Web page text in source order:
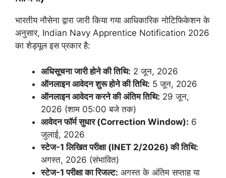
भारतीय नौसेना द्वारा जारी किया गया आधिकारिक नोटिफिकेशन के
अनुसार, Indian Navy Apprentice Notification 2026
का शेड्यूल इस प्रकार है:
अधिसूचना जारी होने की तिथि: 2 जून, 2026
ऑनलाइन आवेदन शुरू होने की तिथि: 5 जून, 2026
ऑनलाइन आवेदन करने की अंतिम तिथि: 29 जून,
2026 (शाम 05:00 बजे तक)
आवेदन फॉर्म सुधार (Correction Window): 6
जुलाई, 2026
स्टेज-1 लिखित परीक्षा (INET 2/2026) की तिथि:
अगस्त, 2026 (संभावित)
स्टेज-1 परीक्षा का रिजल्ट: अगस्त के अंतिम सप्ताह या